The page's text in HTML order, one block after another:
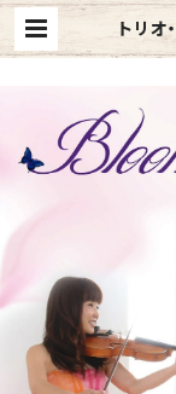
トリ
ート